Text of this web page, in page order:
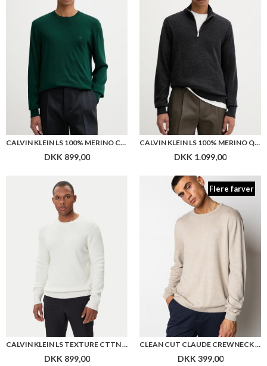
CALVIN KLEIN LS 100% MERINO CREW 14GG
DKK 899,00
CALVIN KLEIN LS 100% MERINO QZ 14GG
DKK 1.099,00
CALVIN KLEIN LS TEXTURE CTTN CREWNK SWEATER 1
DKK 899,00
Flere farver
CLEAN CUT CLAUDE CREWNECK KNIT
DKK 399,00